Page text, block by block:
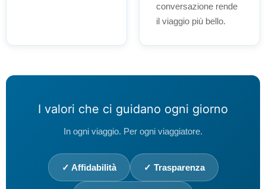
conversazione rende
il viaggio più bello.
I valori che ci guidano ogni giorno
In ogni viaggio. Per ogni viaggiatore.
✓ Affidabilità ✓ Trasparenza